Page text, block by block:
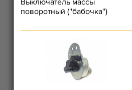
Выключатель массы
поворотный (''бабочка'')